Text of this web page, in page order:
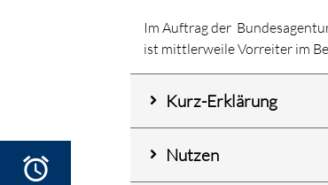
alarm
Im Auftrag der
ist mittlerweile Vorreiter im
Kurz-Erklärung
Nutzen